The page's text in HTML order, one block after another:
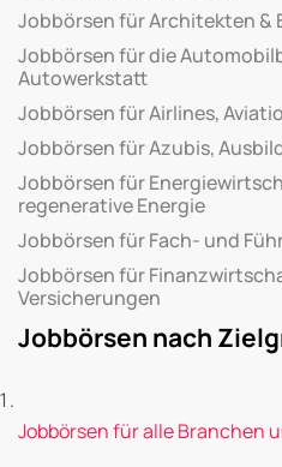
Jobbörsen für Architekten &
Jobbörsen für die
Autowerkstatt
Jobbörsen für Airlines,
Jobbörsen für Azubis,
Jobbörsen für
regenerative Energie
Jobbörsen für Fach- und
Jobbörsen für
Versicherungen
Jobbörsen nach
Jobbörsen für alle Branchen